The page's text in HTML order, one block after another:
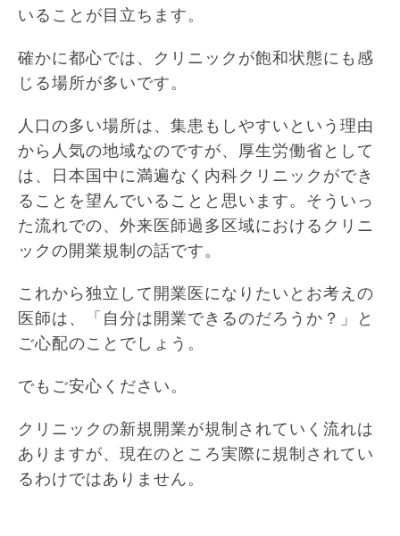
いることが目立ちます。
確かに都心では、クリニックが飽和状態にも感
じる場所が多いです。
人口の多い場所は、集患もしやすいという理由
から人気の地域なのですが、厚生労働省として
は、日本国中に満遍なく内科クリニックができ
ることを望んでいることと思います。そういっ
た流れでの、外来医師過多区域におけるクリニ
ックの開業規制の話です。
これから独立して開業医になりたいとお考えの
医師は、「自分は開業できるのだろうか？」と
ご心配のことでしょう。
でもご安心ください。
クリニックの新規開業が規制されていく流れは
ありますが、現在のところ実際に規制されてい
るわけではありません。